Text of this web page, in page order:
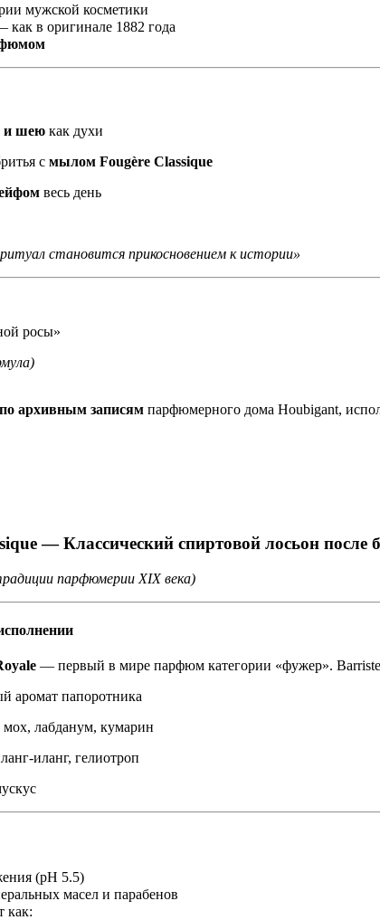
мужской косметики
как в оригинале 1882 года
и шею как духи
с мылом Fougère Classique
весь день
становится прикосновением к истории»
росы»
по архивным записям парфюмерного дома Houbigant,
— Классический спиртовой лосьон после
парфюмерии XIX века)
— первый в мире парфюм категории «фужер».
аромат папоротника
лабданум, кумарин
иланг, гелиотроп
(pH 5.5)
масел и парабенов
как: